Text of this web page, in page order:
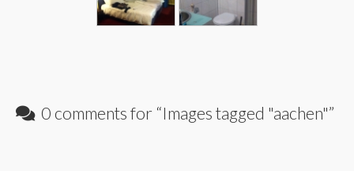
0 comments for “Images tagged "aachen"”